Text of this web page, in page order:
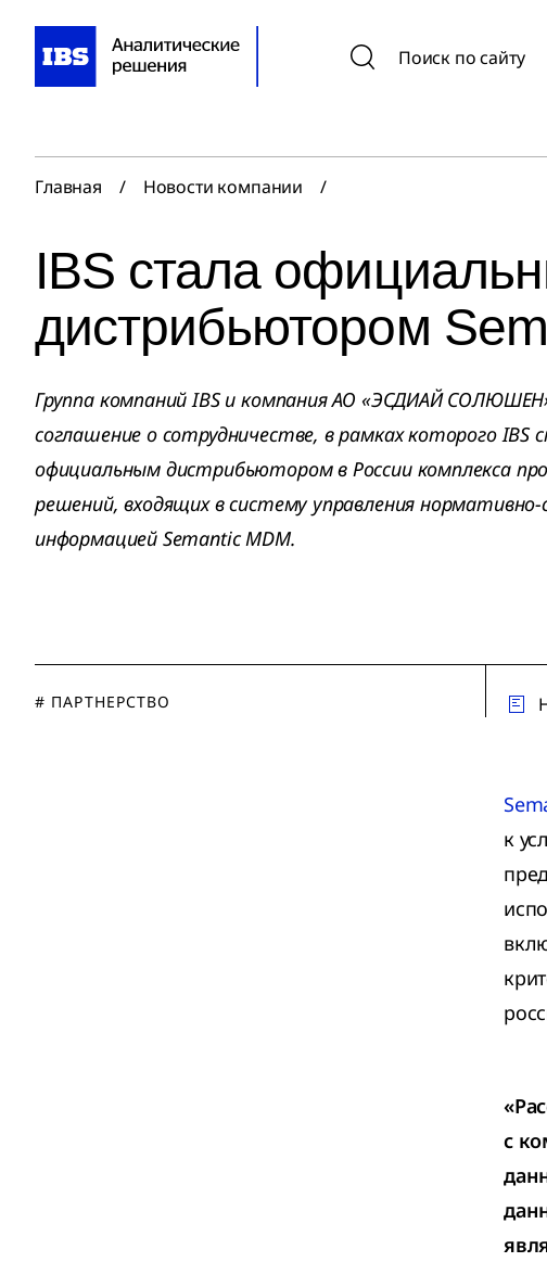
Поиск по сайту
Главная / Новости компании /
IBS стала
дистрибьютором
Группа компаний IBS и компания АО «ЭСДИАЙ
соглашение о сотрудничестве, в рамках которого IBS
официальным дистрибьютором в России комплекса
решений, входящих в систему управления нормативно-
информацией Semantic MDM.
# ПАРТНЕРСТВО
к
с